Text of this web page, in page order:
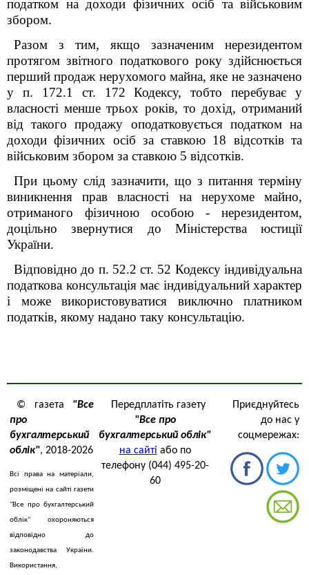
податком на доходи фізичних осіб та військовим
збором.
Разом з тим, якщо зазначеним нерезидентом
протягом звітного податкового року здійснюється
перший продаж нерухомого майна, яке не зазначено
у п. 172.1 ст. 172 Кодексу, тобто перебуває у
власності менше трьох років, то дохід, отриманий
від такого продажу оподатковується податком на
доходи фізичних осіб за ставкою 18 відсотків та
військовим збором за ставкою 5 відсотків.
При цьому слід зазначити, що з питання терміну
виникнення прав власності на нерухоме майно,
отриманого фізичною особою - нерезидентом,
доцільно звернутися до Міністерства юстиції
України.
Відповідно до п. 52.2 ст. 52 Кодексу індивідуальна
податкова консультація має індивідуальний характер
і може використовуватися виключно платником
податків, якому надано таку консультацію.
© газета "Все
про
бухгалтерський
облік", 2018-2026
Всі права на матеріали,
розміщені на сайті газети
"Все про бухгалтерський
облік" охороняються
відповідно до
законодавства України.
Використання,
Передплатіть газету
"Все про
бухгалтерський облік"
на сайті або по
телефону (044) 495-20-
60
Приєднуйтесь
до нас у
соцмережах: